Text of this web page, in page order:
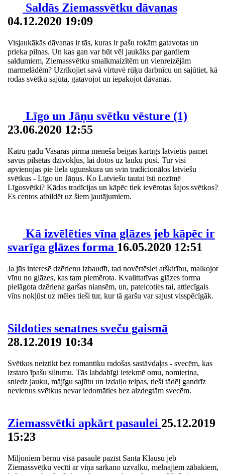
Saldās Ziemassvētku dāvanas
04.12.2020 19:09
Visjaukākās dāvanas ir tās, kuras ir pašu rokām gatavotas un
prieka pilnas. Un kas gan var būt vēl jaukāks par gardiem
saldumiem, Ziemassvētku smalkmaizītēm un vienreizējām
marmelādēm? Uzrīkojiet savā virtuvē rūķu darbnīcu un sajūtiet, kā
rodas svētku sajūta, gatavojot un iepakojot dāvanas.
Līgo un Jāņu svētku vēsture (1)
23.06.2020 12:55
Katru gadu Vasaras pirmā mēneša beigās kārtīgs latvietis pamet
savus pilsētas dzīvokļus, lai dotos uz lauku pusi. Tur visi
apvienojas pie liela ugunskura un svin tradicionālos latviešu
svētkus - Līgo un Jāņus. Ko Latviešu tautai īsti nozīmē
Līgosvētki? Kādas tradīcijas un kāpēc tiek ievērotas šajos svētkos?
Es centos atbildēt uz šiem jautājumiem.
Kā izvēlēties vīna glāzes jeb kāpēc ir
svarīga glāzes forma 16.05.2020 12:51
Ja jūs interesē dzērienu izbaudīt, tad novērtēsiet atšķirību, malkojot
vīnu no glāzes, kas tam piemērota. Kvalittatīvas glāzes forma
pielāgota dzēriena garšas niansēm, un, pateicoties tai, attiecīgais
vīns nokļūst uz mēles tieši tur, kur tā garšu var sajust visspēcīgāk.
Sildoties senatnes sveču gaismā
28.12.2019 10:34
Svētkos neiztikt bez romantiku radošas sastāvdaļas - svecēm, kas
izstaro īpašu siltumu. Tās labdabīgi ietekmē omu, nomierina,
sniedz jauku, mājīgu sajūtu un izdaiļo telpas, tieši tādēļ gandrīz
nevienus svētkus nevar iedomāties bez aizdegtām svecēm.
Ziemassvētki apkārt pasaulei 25.12.2019
15:23
Miljoniem bērnu visā pasaulē pazīst Santa Klausu jeb
Ziemassvētku vecīti ar viņa sarkano uzvalku, melnajiem zābakiem,